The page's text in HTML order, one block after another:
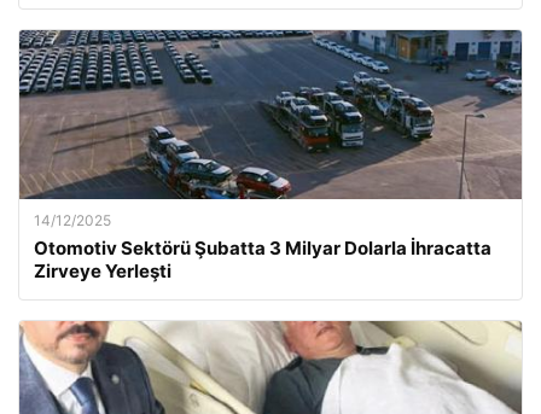
14/12/2025
Otomotiv Sektörü Şubatta 3 Milyar Dolarla İhracatta
Zirveye Yerleşti